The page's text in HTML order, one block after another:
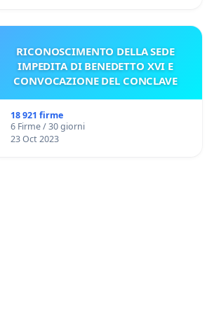
RICONOSCIMENTO DELLA SEDE
IMPEDITA DI BENEDETTO XVI E
CONVOCAZIONE DEL CONCLAVE
18 921 firme
6 Firme / 30 giorni
23 Oct 2023